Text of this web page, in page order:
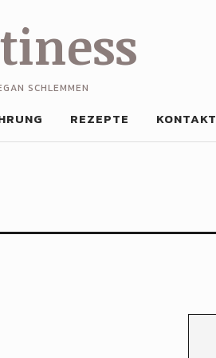
SCHLEMMEN
REZEPTE KONTAKT